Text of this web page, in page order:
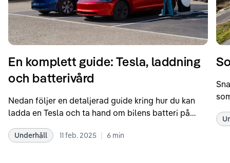
En komplett guide: Tesla, laddning
och batterivård
Nedan följer en detaljerad guide kring hur du kan
ladda en Tesla och ta hand om bilens batteri på
rekommendationer samt våra egna erfarenheter
Underhåll 11 feb. 2025 | 6 min